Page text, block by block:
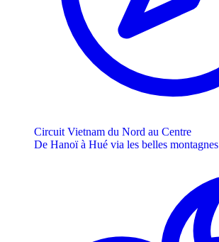
Circuit Vietnam du Nord au Centre
De Hanoï à Hué via les belles montagnes